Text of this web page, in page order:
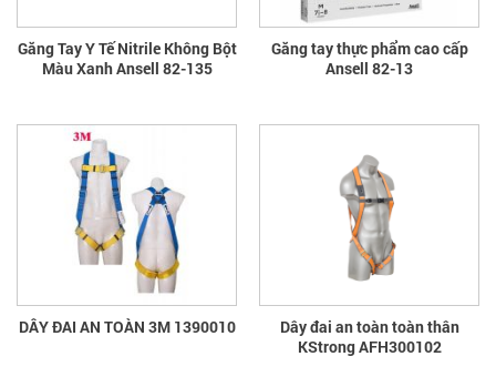
Găng Tay Y Tế Nitrile Không Bột
Màu Xanh Ansell 82-135
Găng tay thực phẩm cao cấp
Ansell 82-13
DÂY ĐAI AN TOÀN 3M 1390010
Dây đai an toàn toàn thân
KStrong AFH300102